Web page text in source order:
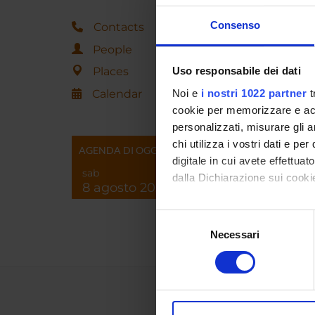
Consenso
Uso responsabile dei dati
Noi e i nostri 1022 partner
cookie per memorizzare e
personalizzati, misurare gli
chi utilizza i vostri dati e per
digitale in cui avete
dalla Dichiarazione sui
Con il tuo consenso,
raccogliere
digitali).
modificare o ritirare il tuo
Necessari
Contacts
People
Places
Calendar
AGENDA DI OGGI
sab
8 agosto 2026
main